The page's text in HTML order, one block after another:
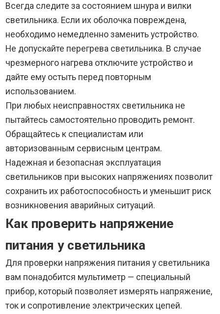
Всегда следите за состоянием шнура и вилки
светильника. Если их оболочка повреждена,
необходимо немедленно заменить устройство.
Не допускайте перегрева светильника. В случае
чрезмерного нагрева отключите устройство и
дайте ему остыть перед повторным
использованием.
При любых неисправностях светильника не
пытайтесь самостоятельно проводить ремонт.
Обращайтесь к специалистам или
авторизованным сервисным центрам.
Надежная и безопасная эксплуатация
светильников при высоких напряжениях позволит
сохранить их работоспособность и уменьшит риск
возникновения аварийных ситуаций.
Как проверить напряжение
питания у светильника
Для проверки напряжения питания у светильника
вам понадобится мультиметр — специальный
прибор, который позволяет измерять напряжение,
ток и сопротивление электрических цепей.